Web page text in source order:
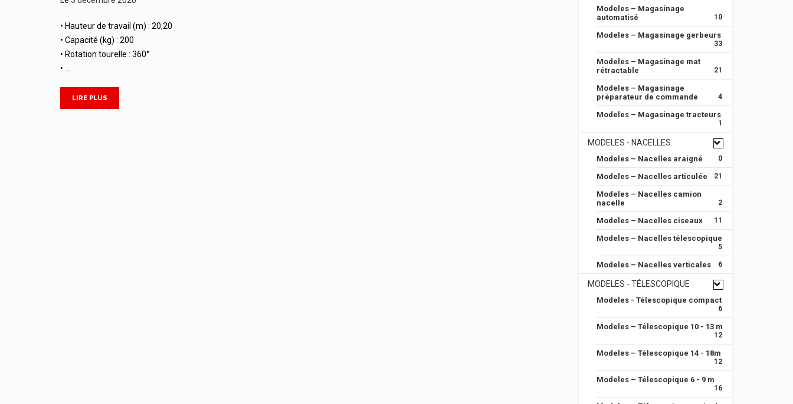
• Hauteur de travail (m) : 20,20
• Capacité (kg) : 200
• Rotation tourelle : 360°
• …
LIRE PLUS
Modeles – Magasinage
automatisé
10
Modeles – Magasinage gerbeurs
33
Modeles – Magasinage mat
rétractable
21
Modeles – Magasinage
préparateur de commande
4
Modeles – Magasinage tracteurs
1
MODELES - NACELLES
Modeles – Nacelles araigné 0
Modeles – Nacelles articulée 21
Modeles – Nacelles camion
nacelle
2
Modeles – Nacelles ciseaux 11
Modeles – Nacelles télescopique
5
Modeles – Nacelles verticales 6
MODELES - TÉLESCOPIQUE
Modeles - Télescopique compact
6
Modeles – Télescopique 10 - 13 m
12
Modeles – Télescopique 14 - 18m
12
Modeles – Télescopique 6 - 9 m
16